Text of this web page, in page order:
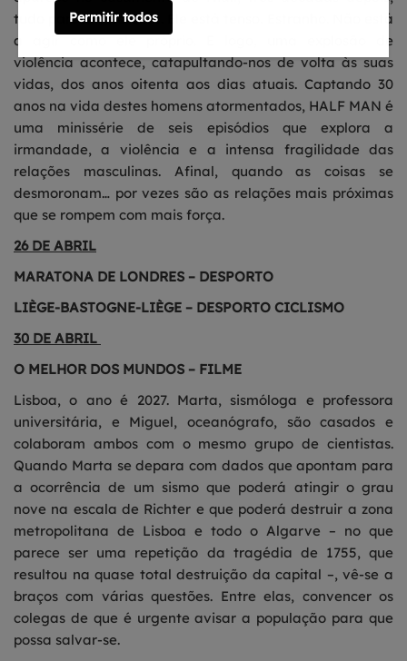
Permitir todos
tudo parece diferente. Ele está tenso. Estranho. Não está
a agir como ele próprio. E logo, uma explosão de
violência acontece, catapultando-nos de volta às suas
vidas, dos anos oitenta aos dias atuais. Captando 30
anos na vida destes homens atormentados, HALF MAN é
uma minissérie de seis episódios que explora a
irmandade, a violência e a intensa fragilidade das
relações masculinas. Afinal, quando as coisas se
desmoronam… por vezes são as relações mais próximas
que se rompem com mais força.
26 DE ABRIL
MARATONA DE LONDRES – DESPORTO
LIÈGE-BASTOGNE-LIÈGE – DESPORTO CICLISMO
30 DE ABRIL
O MELHOR DOS MUNDOS – FILME
Lisboa, o ano é 2027. Marta, sismóloga e professora
universitária, e Miguel, oceanógrafo, são casados e
colaboram ambos com o mesmo grupo de cientistas.
Quando Marta se depara com dados que apontam para
a ocorrência de um sismo que poderá atingir o grau
nove na escala de Richter e que poderá destruir a zona
metropolitana de Lisboa e todo o Algarve – no que
parece ser uma repetição da tragédia de 1755, que
resultou na quase total destruição da capital –, vê-se a
braços com várias questões. Entre elas, convencer os
colegas de que é urgente avisar a população para que
possa salvar-se.